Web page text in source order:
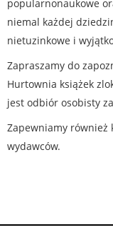
popularnonaukowe
niemal każdej
nietuzinkowe i
Zapraszamy do
Hurtownia książek
jest odbiór osobisty
Zapewniamy również
wydawców.